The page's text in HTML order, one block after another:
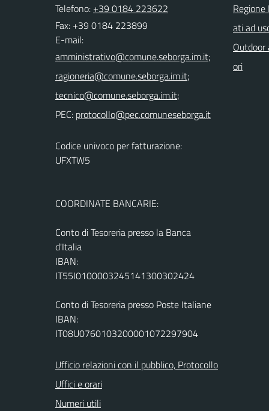
Telefono: +39 0184 223622
Fax: +39 0184 223899
E-mail:
;
;
;
PEC:
Codice univoco per fatturazione:
UFXTW5
COORDINATE BANCARIE:
Conto di Tesoreria presso la Banca
d'Italia
IBAN:
IT55I0100003245141300302424
Conto di Tesoreria presso Poste Italiane
IBAN:
IT08U0760103200001072297904
Ufficio relazioni con il pubblico, Protocollo
Uffici e orari
Numeri utili
ati ad
Outdoor
ori